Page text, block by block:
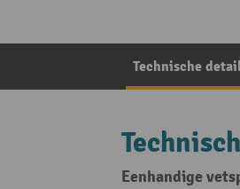
Technische
Eenhandige